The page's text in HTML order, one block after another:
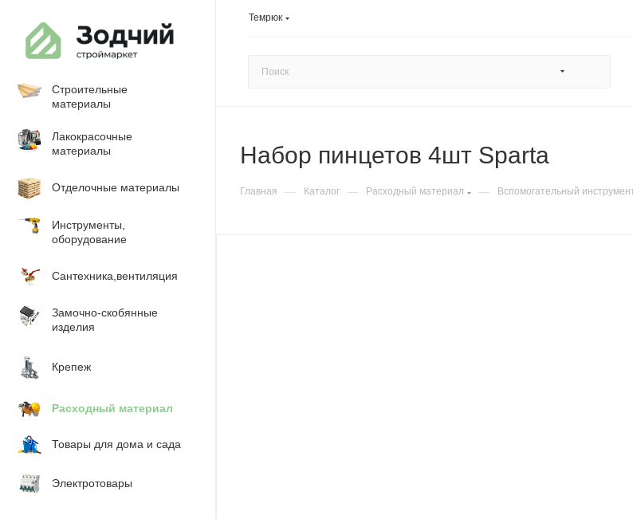
Темрюк
Строительные
материалы
Лакокрасочные
материалы
Отделочные материалы
Инструменты,
оборудование
Сантехника,вентиляция
Замочно-скобянные
изделия
Крепеж
Расходный материал
Товары для дома и сада
Электротовары
Набор пинцетов 4шт Sparta
Главная — Каталог — Расходный материал — Вспомогательный